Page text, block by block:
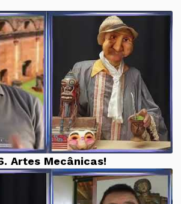
Artes Mecânicas!